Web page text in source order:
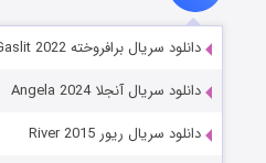
دانلود سریال برافروخته Gaslit 2022
دانلود سریال آنجلا Angela 2024
دانلود سریال ریور River 2015